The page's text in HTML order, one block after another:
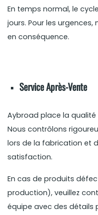
En temps normal, le
jours. Pour les
en conséquence.
Service Après-Vente
Aybroad place la
Nous contrôlons
lors de la fabrication et
satisfaction.
En cas de produits
production), veuillez
équipe avec des détails